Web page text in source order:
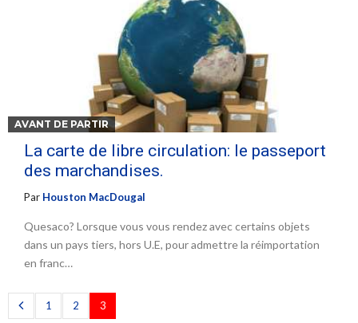
AVANT DE PARTIR
La carte de libre circulation: le passeport
des marchandises.
Par Houston MacDougal
Quesaco? Lorsque vous vous rendez avec certains objets
dans un pays tiers, hors U.E, pour admettre la réimportation
en franc…
1 2 3